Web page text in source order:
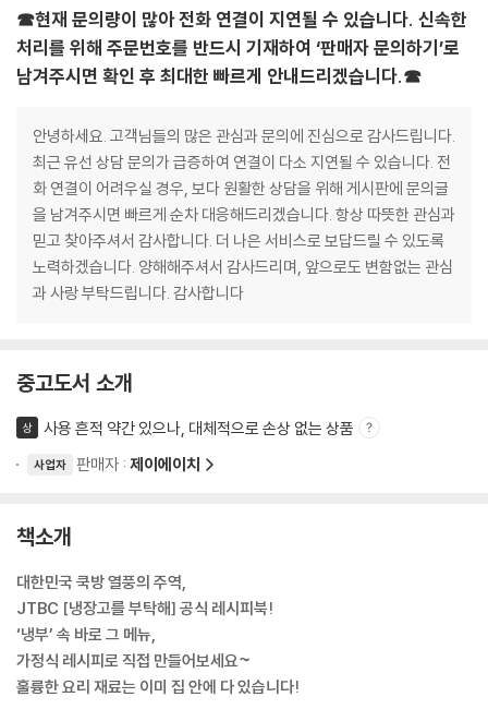
☎현재 문의량이 많아 전화 연결이 지연될 수 있습니다. 신속한
처리를 위해 주문번호를 반드시 기재하여 ‘판매자 문의하기’로
남겨주시면 확인 후 최대한 빠르게 안내드리겠습니다.☎
안녕하세요. 고객님들의 많은 관심과 문의에 진심으로 감사드립니다.
최근 유선 상담 문의가 급증하여 연결이 다소 지연될 수 있습니다. 전
화 연결이 어려우실 경우, 보다 원활한 상담을 위해 게시판에 문의글
을 남겨주시면 빠르게 순차 대응해드리겠습니다. 항상 따뜻한 관심과
믿고 찾아주셔서 감사합니다. 더 나은 서비스로 보답드릴 수 있도록
노력하겠습니다. 양해해주셔서 감사드리며, 앞으로도 변함없는 관심
과 사랑 부탁드립니다. 감사합니다
중고도서 소개
상 사용 흔적 약간 있으나, 대체적으로 손상 없는 상품
사업자 판매자 : 제이에이치
책소개
대한민국 쿡방 열풍의 주역,
JTBC [냉장고를 부탁해] 공식 레시피북!
‘냉부’ 속 바로 그 메뉴,
가정식 레시피로 직접 만들어보세요~
훌륭한 요리 재료는 이미 집 안에 다 있습니다!